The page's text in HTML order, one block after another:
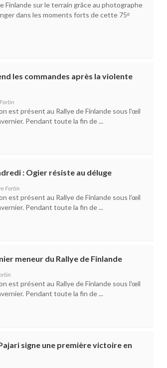
Finlande sur le terrain grâce au photographe
dans les moments forts de cette 75ᵉ
les commandes après la violente
est présent au Rallye de Finlande sous l'œil
Pendant toute la fin de ...
: Ogier résiste au déluge
Fortin
est présent au Rallye de Finlande sous l'œil
Pendant toute la fin de ...
meneur du Rallye de Finlande
est présent au Rallye de Finlande sous l'œil
Pendant toute la fin de ...
signe une première victoire en